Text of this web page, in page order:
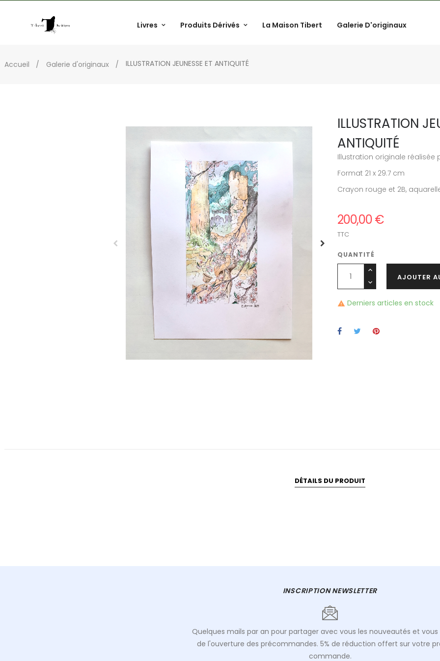
Livres Produits Dérivés La Maison Tibert Galerie D'originaux
Accueil Galerie d'originaux ILLUSTRATION JEUNESSE ET ANTIQUITÉ
ILLUSTRATION
ANTIQUITÉ
Illustration originale réalisée
Format 21 x 29.7 cm
Crayon rouge et 2B,
200,00 €
TTC
QUANTITÉ
AJOUTER
 Derniers articles en stock
DÉTAILS DU PRODUIT
INSCRIPTION NEWSLETTER
Quelques mails par an pour partager avec vous les nouveautés et vous
de l'ouverture des précommandes. 5% de réduction offert sur votre
commande.